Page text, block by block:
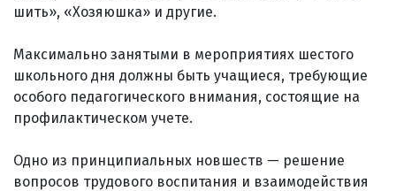
шить», «Хозяюшка» и другие.
Максимально занятыми в меро­прия­тиях шестого
школьного дня должны быть учащиеся, требующие
особого педагогического внимания, состоящие на
профилактическом учете.
Одно из принципиальных новшеств — решение
вопросов трудового воспитания и взаимодействия